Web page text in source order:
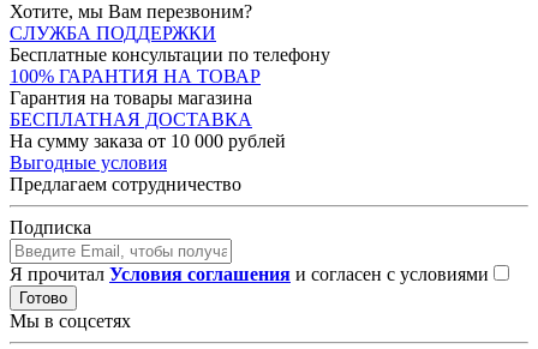
Хотите, мы Вам перезвоним?
СЛУЖБА ПОДДЕРЖКИ
Бесплатные консультации по телефону
100% ГАРАНТИЯ НА ТОВАР
Гарантия на товары магазина
БЕСПЛАТНАЯ ДОСТАВКА
На сумму заказа от 10 000 рублей
Выгодные условия
Предлагаем сотрудничество
Подписка
Я прочитал Условия соглашения и согласен с условиями
Готово
Мы в соцсетях